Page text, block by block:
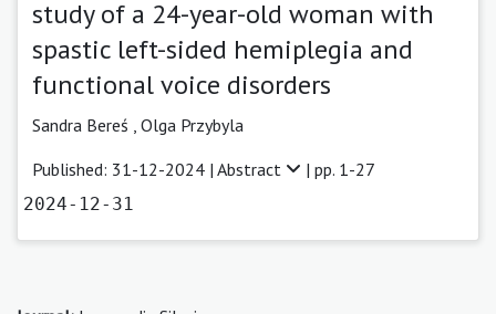
study of a 24-year-old woman with
spastic left-sided hemiplegia and
functional voice disorders
Sandra Bereś Olga Przybyla
Published: 31-12-2024 | Abstract | pp. 1-27
2024-12-31